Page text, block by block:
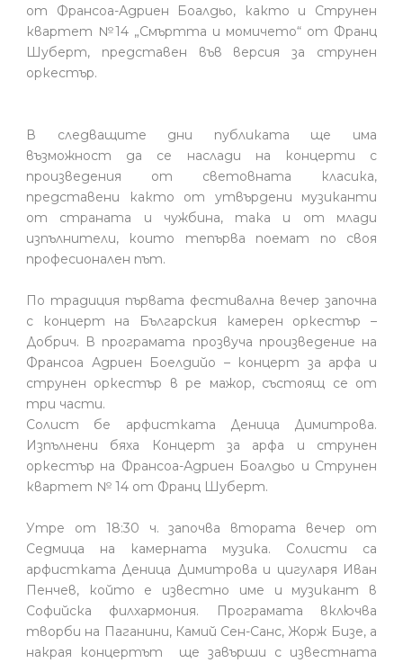
от Франсоа-Адриен Боалдьо, както и Струнен
квартет №14 „Смъртта и момичето“ от Франц
Шуберт, представен във версия за струнен
оркестър.
В следващите дни публиката ще има
възможност да се наслади на концерти с
произведения от световната класика,
представени както от утвърдени музиканти
от страната и чужбина, така и от млади
изпълнители, които тепърва поемат по своя
професионален път.
По традиция първата фестивална вечер започна
с концерт на Българския камерен оркестър –
Добрич. В програмата прозвуча произведение на
Франсоа Адриен Боелдийо – концерт за арфа и
струнен оркестър в ре мажор, състоящ се от
три части.
Солист бе арфистката Деница Димитрова.
Изпълнени бяха Концерт за арфа и струнен
оркестър на Франсоа-Адриен Боалдьо и Струнен
квартет № 14 от Франц Шуберт.
Утре от 18:30 ч. започва втората вечер от
Седмица на камерната музика. Солисти са
арфистката Деница Димитрова и цигуларя Иван
Пенчев, който е известно име и музикант в
Софийска филхармония. Програмата включва
творби на Паганини, Камий Сен-Санс, Жорж Бизе, а
накрая концертът ще завърши с известната